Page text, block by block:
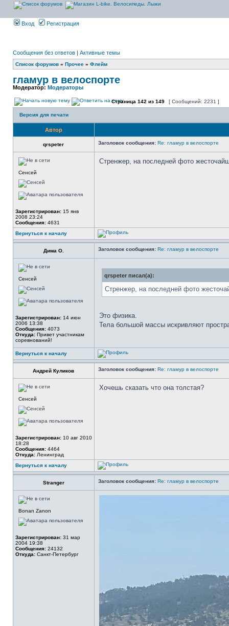
Вход Регистрация
Сообщения без ответов | Активные темы
Список форумов » Прочее » Флейм
гламур в велоспорте
Модератор: Модераторы
Страница 142 из 149 [ Сообщений: 2231 ]
Версия для печати
Автор
qrspeter Заголовок сообщения: Re: гламур в велоспорте
Сенсей
Зарегистрирован: 15 янв
2008 23:24
Сообщения: 4631
Стренжер, на последней фото
Вернуться к началу
Дима О. Заголовок сообщения: Re: гламур в велоспорте
Сенсей
Зарегистрирован: 14 июн
2006 13:38
Сообщения: 4073
Откуда: Привет участникам
соревнований!
qrspeter писал(а):
Стренжер, на последней фото
Это физика.
Тела большой массы искривляют
Вернуться к началу
Андрей Куликов Заголовок сообщения: Re: гламур в велоспорте
Сенсей
Зарегистрирован: 10 авг 2010
18:28
Сообщения: 4464
Откуда: Ленинград
Хочешь сказать что она толстая?
Вернуться к началу
Stranger Заголовок сообщения: Re: гламур в велоспорте
Bonan Zanon
Зарегистрирован: 31 мар
2004 19:38
Сообщения: 24132
Откуда: Санкт-Петербург